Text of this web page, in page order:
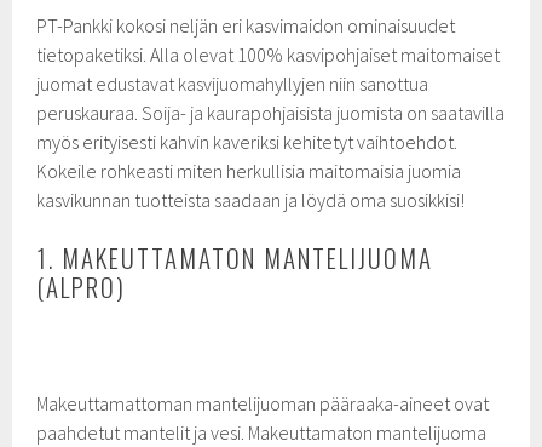
PT-Pankki kokosi neljän eri kasvimaidon ominaisuudet
tietopaketiksi. Alla olevat 100% kasvipohjaiset maitomaiset
juomat edustavat kasvijuomahyllyjen niin sanottua
peruskauraa. Soija- ja kaurapohjaisista juomista on saatavilla
myös erityisesti kahvin kaveriksi kehitetyt vaihtoehdot.
Kokeile rohkeasti miten herkullisia maitomaisia juomia
kasvikunnan tuotteista saadaan ja löydä oma suosikkisi!
1. MAKEUTTAMATON MANTELIJUOMA
(ALPRO)
Makeuttamattoman mantelijuoman pääraaka-aineet ovat
paahdetut mantelit ja vesi. Makeuttamaton mantelijuoma